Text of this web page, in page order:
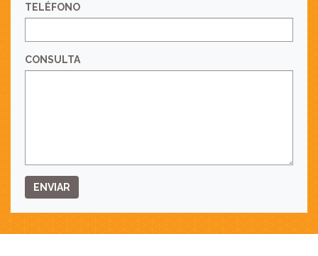
TELÉFONO
CONSULTA